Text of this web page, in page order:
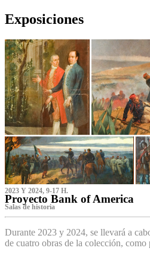
Exposiciones
2023 Y 2024, 9-17 H.
Proyecto Bank of America
S‌alas de historia
Durante 2023 y 2024, se llevará a
de cuatro obras de la colección,